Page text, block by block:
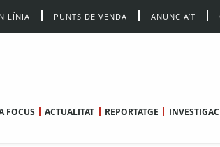
LÍNIA PUNTS DE VENDA ANUNCIA’T
FOCUS ACTUALITAT REPORTATGE